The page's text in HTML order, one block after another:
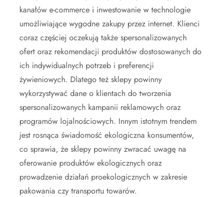
kanałów e-commerce i inwestowanie w technologie
umożliwiające wygodne zakupy przez internet. Klienci
coraz częściej oczekują także spersonalizowanych
ofert oraz rekomendacji produktów dostosowanych do
ich indywidualnych potrzeb i preferencji
żywieniowych. Dlatego też sklepy powinny
wykorzystywać dane o klientach do tworzenia
spersonalizowanych kampanii reklamowych oraz
programów lojalnościowych. Innym istotnym trendem
jest rosnąca świadomość ekologiczna konsumentów,
co sprawia, że sklepy powinny zwracać uwagę na
oferowanie produktów ekologicznych oraz
prowadzenie działań proekologicznych w zakresie
pakowania czy transportu towarów.